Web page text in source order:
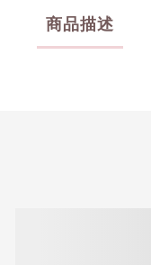
商品描述